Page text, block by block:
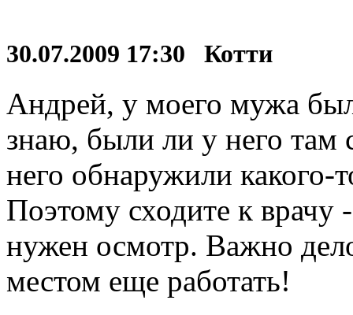
30.07.2009 17:30 Котти
Андрей, у моего мужа
знаю, были ли у него там
него обнаружили
Поэтому сходите к врачу
нужен осмотр. Важно
местом еще работать!